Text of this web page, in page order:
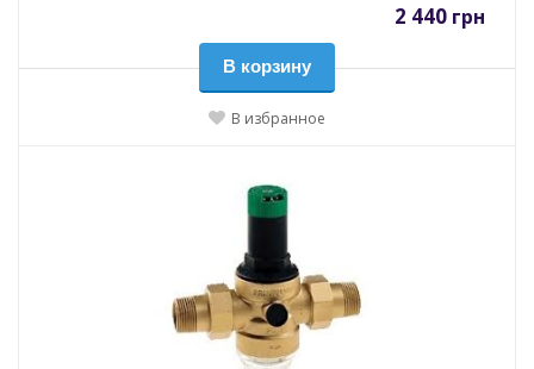
2 440 грн
В корзину
В избранное